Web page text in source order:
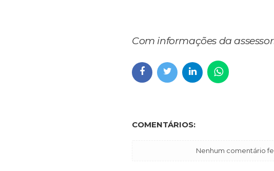
Com informações da
COMENTÁRIOS:
Nenhum comentário